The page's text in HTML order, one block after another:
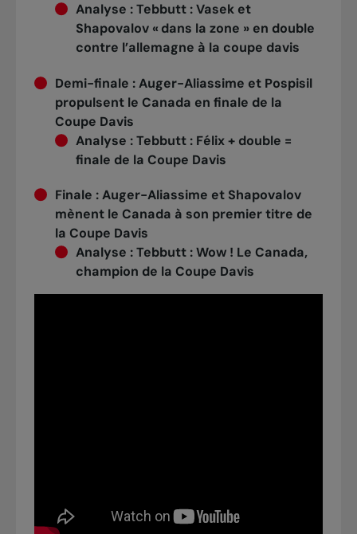
Analyse :Tebbutt : Vasek et
Shapovalov « dans la zone » en double
contre l’allemagne à la coupe davis
Demi-finale :Auger-Aliassime et Pospisil
propulsent le Canada en finale de la
Coupe Davis
Analyse :Tebbutt : Félix + double =
finale de la Coupe Davis
Finale :Auger-Aliassime et Shapovalov
mènent le Canada à son premier titre de
la Coupe Davis
Analyse :Tebbutt : Wow ! Le Canada,
champion de la Coupe Davis